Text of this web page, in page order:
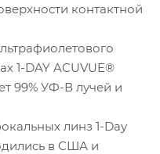
контактной
1-DAY ACUVUE®
99% УФ-В лучей и
линз 1-Day
в США и